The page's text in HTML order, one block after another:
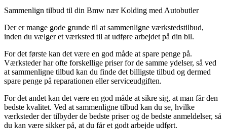
Sammenlign tilbud til din Bmw nær Kolding med Autobutler
Der er mange gode grunde til at sammenligne værkstedstilbud,
inden du vælger et værksted til at udføre arbejdet på din bil.
For det første kan det være en god måde at spare penge på.
Værksteder har ofte forskellige priser for de samme ydelser, så ved
at sammenligne tilbud kan du finde det billigste tilbud og dermed
spare penge på reparationen eller serviceudgiften.
For det andet kan det være en god måde at sikre sig, at man får den
bedste kvalitet. Ved at sammenligne tilbud kan du se, hvilke
værksteder der tilbyder de bedste priser og de bedste anmeldelser, så
du kan være sikker på, at du får et godt arbejde udført.